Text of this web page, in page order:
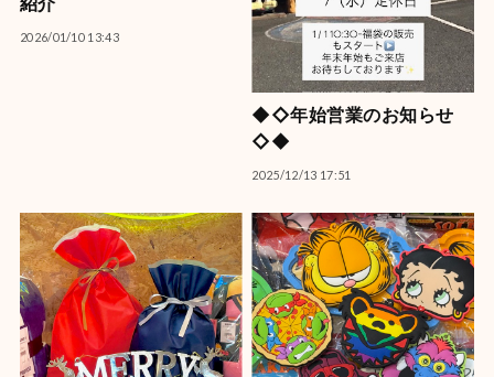
2026/01/10 13:43
◆◇年始営業のお知らせ
◇◆
2025/12/13 17:51